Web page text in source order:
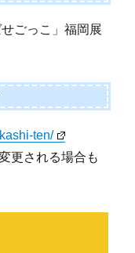
ごっこ」福岡展
ten/
更される場合も